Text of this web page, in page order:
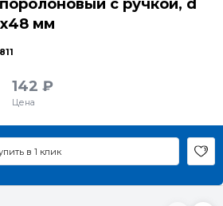
с ручкой, d
мм
142 ₽
Цена
в 1 клик